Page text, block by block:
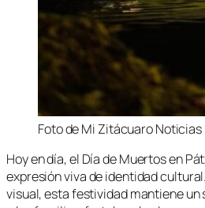
Foto de Mi Zitácuaro Noticias
Hoy en día, el Día de Muertos en
expresión viva de identidad
visual, esta festividad mantiene